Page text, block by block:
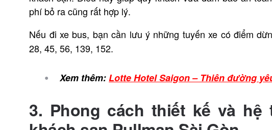
phí bỏ ra cũng rất hợp lý.
Nếu đi xe bus, bạn cần lưu ý những tuyến xe có điểm
28, 45, 56, 139, 152.
Xem thêm:Lotte Hotel Saigon – Thiên đường
3. Phong cách thiết kế và